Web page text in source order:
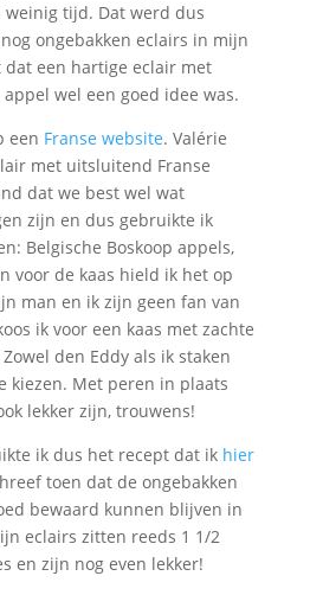
tijd. Dat werd dus
ongebakken eclairs in mijn
een hartige eclair met
wel een goed idee was.
een Franse website. Valérie
met uitsluitend Franse
dat we best wel wat
zijn en dus gebruikte ik
Belgische Boskoop appels,
voor de kaas hield ik het op
man en ik zijn geen fan van
ik voor een kaas met zachte
den Eddy als ik staken
kiezen. Met peren in plaats
lekker zijn, trouwens!
ik dus het recept dat ik hier
toen dat de ongebakken
bewaard kunnen blijven in
eclairs zitten reeds 1 1/2
en zijn nog even lekker!